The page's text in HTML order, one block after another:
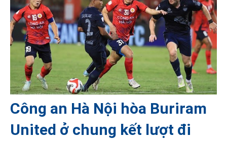
Công an Hà Nội hòa Buriram
United ở chung kết lượt đi